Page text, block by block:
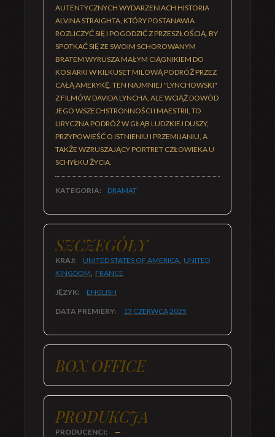
AUTENTYCZNYCH WYDARZENIACH HISTORIA
ALVINA STRAIGHTA, KTÓRY POSTANAWIA
ROZLICZYĆ SIĘ I POGODZIĆ Z PRZESZŁOŚCIĄ. BY
SPOTKAĆ SIĘ ZE SWOIM SCHOROWANYM
BRATEM WYRUSZA MAŁYM CIĄGNIKIEM DO
KOSIARKI W KILKUSET MILOWĄ PODRÓŻ PRZEZ
CAŁĄ AMERYKĘ. TEN NAJMNIEJ "LYNCHOWSKI"
Z FILMÓW DAVIDA LYNCHA, ALE WCIĄŻ DOWÓD
JEGO WSZECHSTRONNOŚCI I MAESTRII, TO
LIRYCZNA PODRÓŻ W GŁĄB LUDZKIEJ DUSZY,
PRZYPOWIEŚĆ O ISTNIENIU I PRZEMIJANIU, A
TAKŻE WZRUSZAJĄCY PORTRET CZŁOWIEKA U
SCHYŁKU ŻYCIA.
KATEGORIA: DRAMAT
SZCZEGÓŁY
KRAJ: UNITED STATES OF AMERICA, UNITED
KINGDOM, FRANCE
JĘZYK: ENGLISH
DATA PREMIERY: 13 CZERWCA2025
BOX OFFICE
PRODUKCJA
PRODUCENCI: —